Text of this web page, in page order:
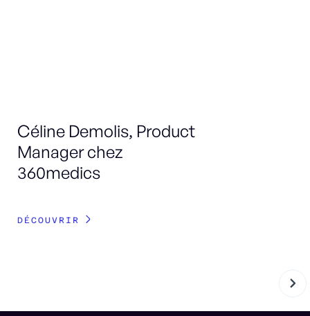
Céline Demolis, Product
Manager chez
360medics
DÉCOUVRIR